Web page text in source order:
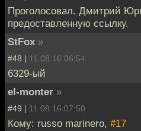
Проголосовал. Дмитрий
предоставленную ссылку.
StFox »
#48 | 11.08.16 06:54
6329-ый
el-monter »
#49 | 11.08.16 07:50
Кому: russo marinero, #17